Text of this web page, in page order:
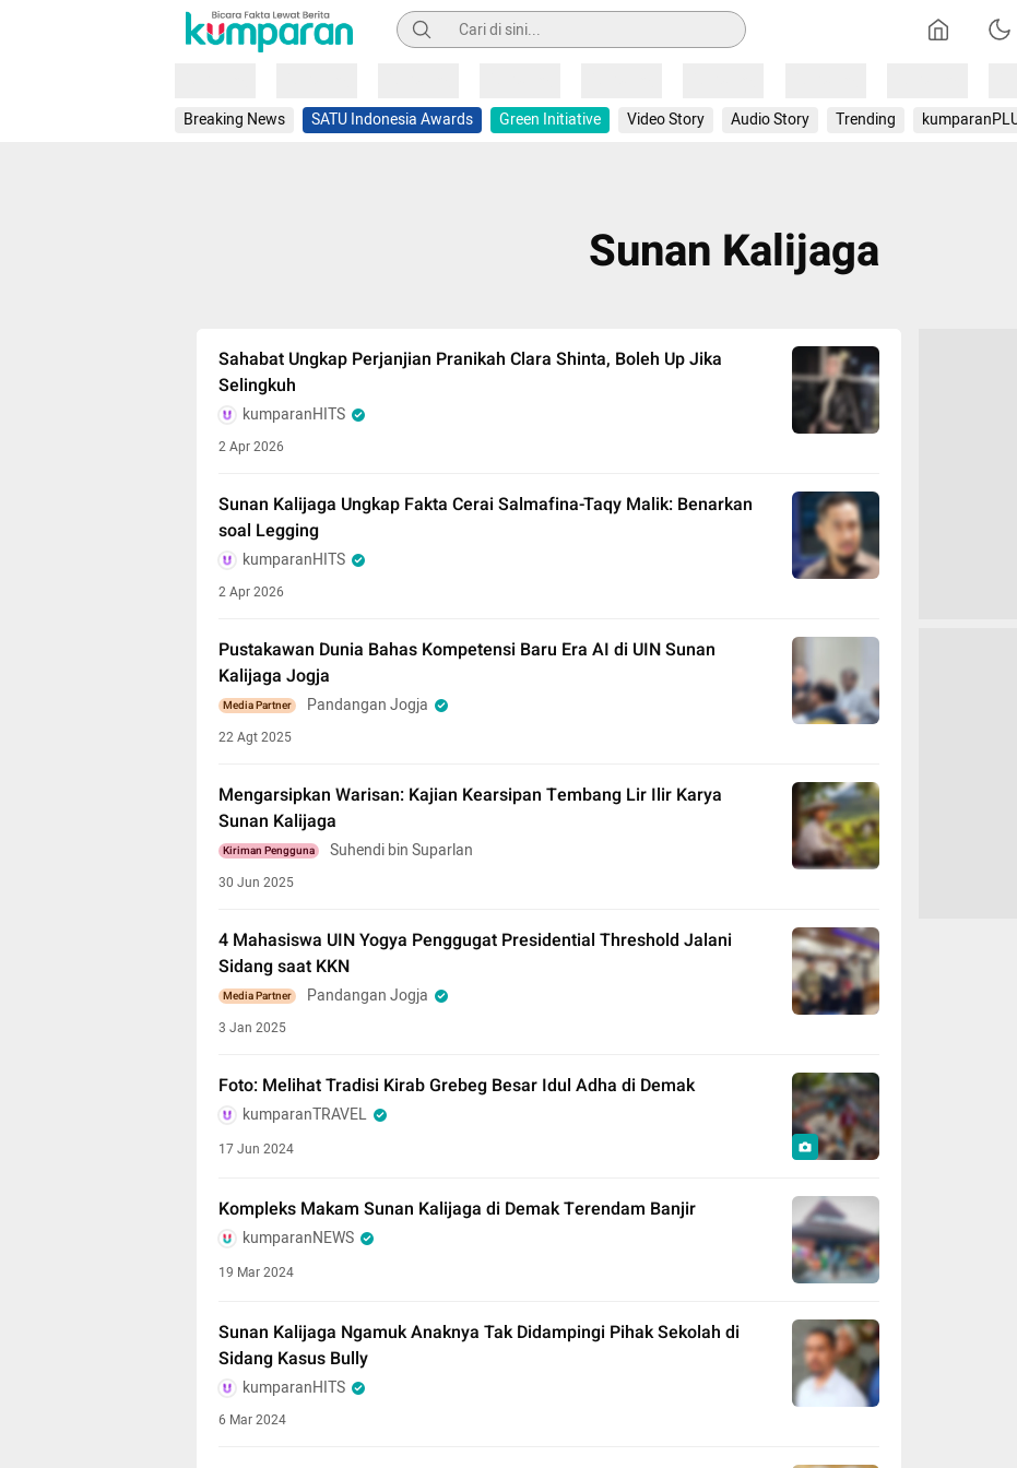
Pencarian
Breaking News SATU Indonesia Awards Green Initiative Video Story Audio Story Trending
Sunan Kalijaga
Sahabat Ungkap Perjanjian Pranikah Clara Shinta, Boleh Up Jika
Selingkuh
kumparanHITS
2 Apr 2026
Sunan Kalijaga Ungkap Fakta Cerai Salmafina-Taqy Malik: Benarkan
soal Legging
kumparanHITS
2 Apr 2026
Pustakawan Dunia Bahas Kompetensi Baru Era AI di UIN Sunan
Kalijaga Jogja
Media Partner Pandangan Jogja
22 Agt 2025
Mengarsipkan Warisan: Kajian Kearsipan Tembang Lir Ilir Karya
Sunan Kalijaga
Kiriman Pengguna Suhendi bin Suparlan
30 Jun 2025
4 Mahasiswa UIN Yogya Penggugat Presidential Threshold Jalani
Sidang saat KKN
Media Partner Pandangan Jogja
3 Jan 2025
Foto: Melihat Tradisi Kirab Grebeg Besar Idul Adha di Demak
kumparanTRAVEL
17 Jun 2024
Kompleks Makam Sunan Kalijaga di Demak Terendam Banjir
kumparanNEWS
19 Mar 2024
Sunan Kalijaga Ngamuk Anaknya Tak Didampingi Pihak Sekolah di
Sidang Kasus Bully
kumparanHITS
6 Mar 2024